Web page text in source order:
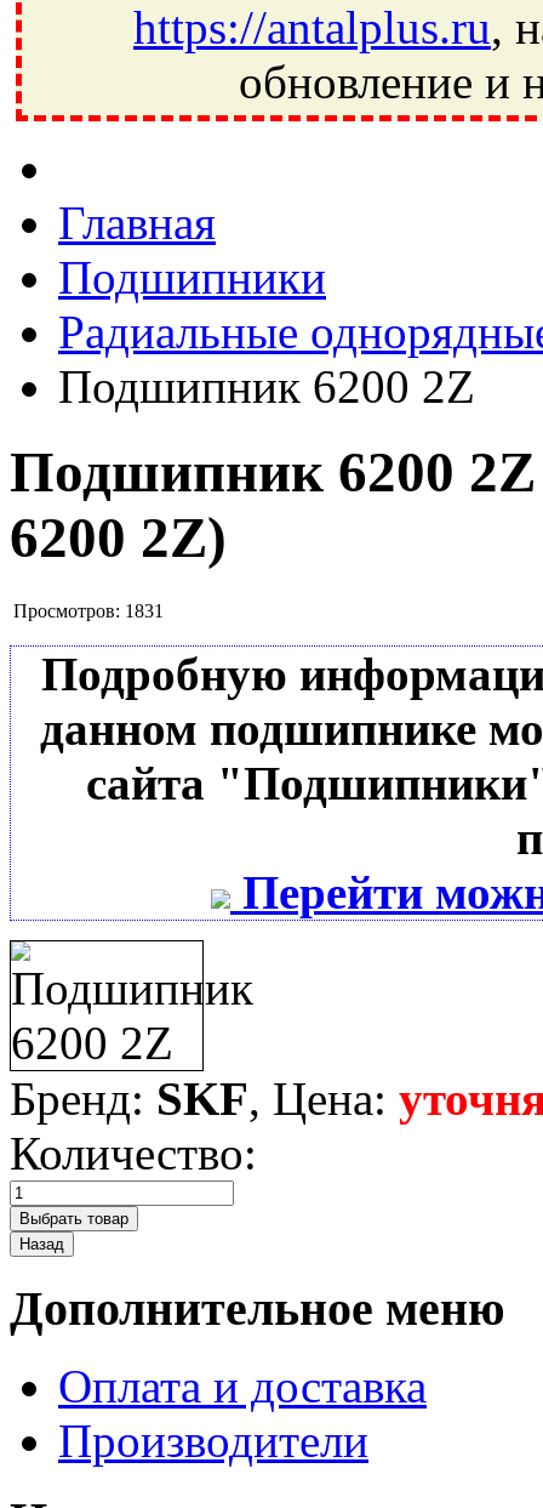
https://antalplus.ru,
обновление и
Ивантеевка, подшипники, пневматика, метизы, техника,
Главная
Подшипники
Радиальные
Подшипник 6200 2Z
Подшипник 6200
6200 2Z)
Просмотров: 1831
Подробную
данном подшипнике
сайта
Перейти
Бренд: SKF, Цена:
Количество:
Дополнительное меню
Оплата и доставка
Производители